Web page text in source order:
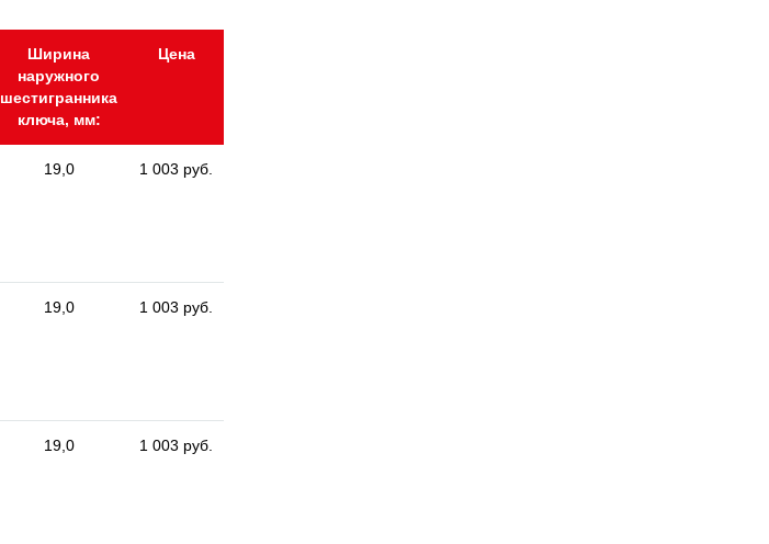
Ширина
наружного
шестигранника
ключа, мм:
Цена
19,0 1 003 руб.
19,0 1 003 руб.
19,0 1 003 руб.